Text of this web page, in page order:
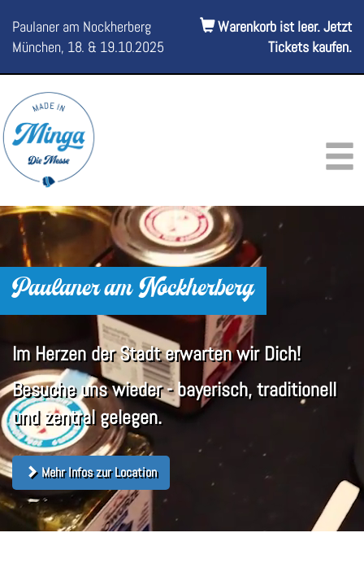
Paulaner am Nockherberg
München, 18. & 19.10.2025
Warenkorb ist leer. Jetzt
Tickets kaufen.
Paulaner am Nockherberg
Im Herzen der Stadt erwarten wir Dich!
Besuche uns wieder - bayerisch, traditionell
und zentral gelegen.
Mehr Infos zur Location